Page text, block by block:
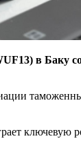
в Баку